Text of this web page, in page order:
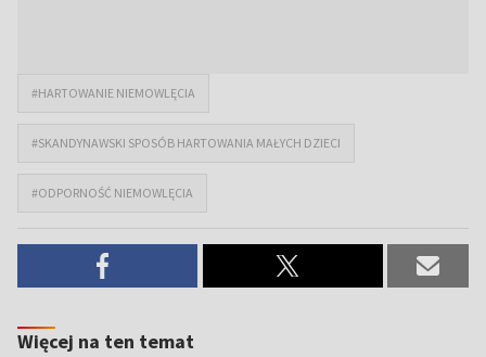
#HARTOWANIE NIEMOWLĘCIA
#SKANDYNAWSKI SPOSÓB HARTOWANIA MAŁYCH DZIECI
#ODPORNOŚĆ NIEMOWLĘCIA
Więcej na ten temat